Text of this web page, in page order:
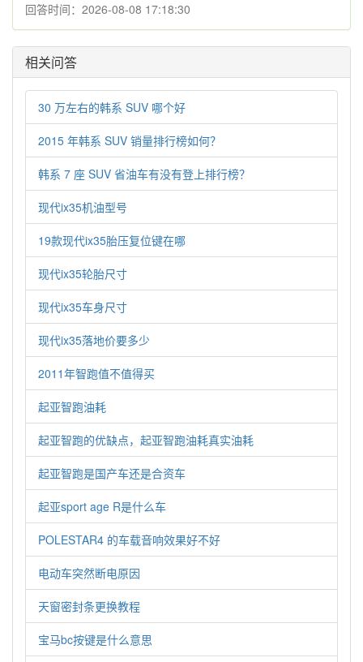
回答时间：2026-08-08 17:18:30
相关问答
30 万左右的韩系 SUV 哪个好
2015 年韩系 SUV 销量排行榜如何？
韩系 7 座 SUV 省油车有没有登上排行榜？
现代ix35机油型号
19款现代ix35胎压复位键在哪
现代ix35轮胎尺寸
现代ix35车身尺寸
现代ix35落地价要多少
2011年智跑值不值得买
起亚智跑油耗
起亚智跑的优缺点，起亚智跑油耗真实油耗
起亚智跑是国产车还是合资车
起亚sport age R是什么车
POLESTAR4 的车载音响效果好不好
电动车突然断电原因
天窗密封条更换教程
宝马bc按键是什么意思